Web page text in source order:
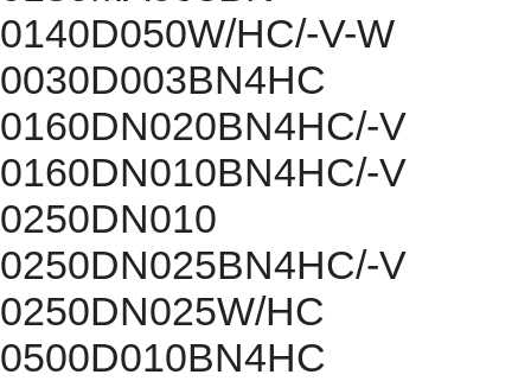
0140D050W/HC/-V-W
0030D003BN4HC
0160DN020BN4HC/-V
0160DN010BN4HC/-V
0250DN010
0250DN025BN4HC/-V
0250DN025W/HC
0500D010BN4HC